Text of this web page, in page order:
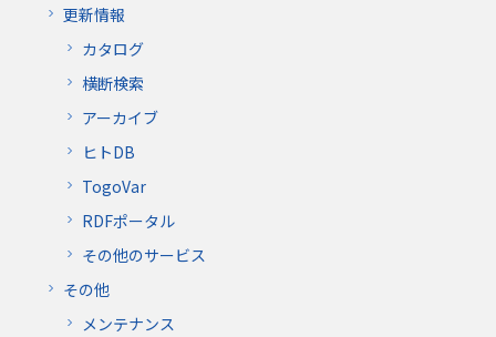
更新情報
カタログ
横断検索
アーカイブ
ヒトDB
TogoVar
RDFポータル
その他のサービス
その他
メンテナンス